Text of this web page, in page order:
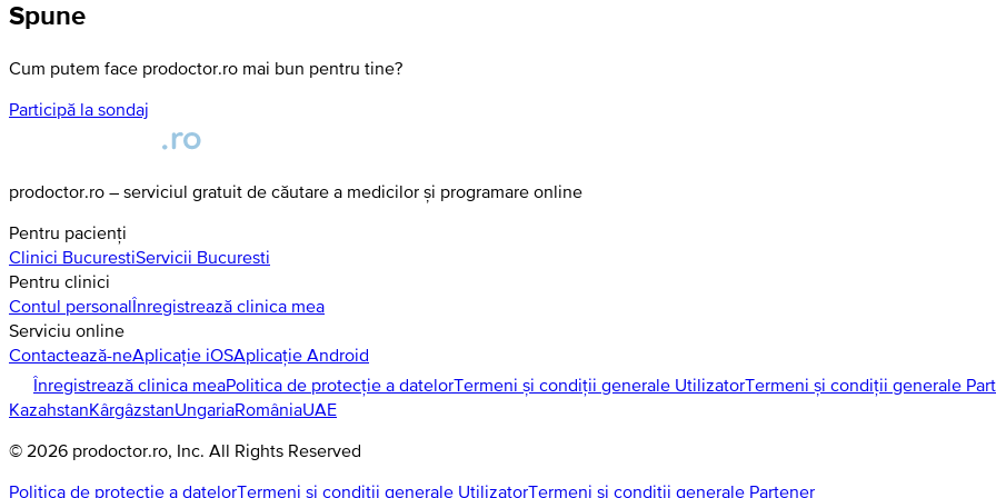
Spune
Cum putem face prodoctor.ro mai bun pentru tine?
Participă la sondaj
prodoctor.ro – serviciul gratuit de căutare a medicilor și programare online
Pentru pacienți
Clinici BucurestiServicii Bucuresti
Pentru clinici
Contul personalÎnregistrează clinica mea
Serviciu online
Contactează-neAplicație iOSAplicație Android
Înregistrează clinica meaPolitica de protecție a datelorTermeni și condiții generale UtilizatorTermeni și condiții generale
KazahstanKârgâzstanUngariaRomâniaUAE
© 2026 prodoctor.ro, Inc. All Rights Reserved
Politica de protecție a datelorTermeni și condiții generale UtilizatorTermeni și condiții generale Partener